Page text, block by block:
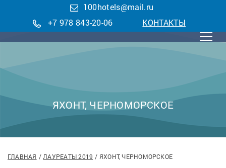
100hotels@mail.ru
+7 978 843-20-06
КОНТАКТЫ
ЯХОНТ, ЧЕРНОМОРСКОЕ
ГЛАВНАЯ ЛАУРЕАТЫ 2019 ЯХОНТ, ЧЕРНОМОРСКОЕ